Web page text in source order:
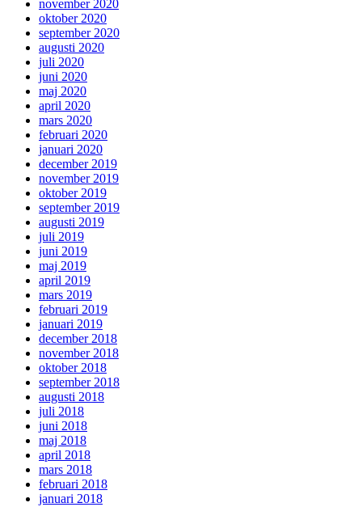
november 2020
oktober 2020
september 2020
augusti 2020
juli 2020
juni 2020
maj 2020
april 2020
mars 2020
februari 2020
januari 2020
december 2019
november 2019
oktober 2019
september 2019
augusti 2019
juli 2019
juni 2019
maj 2019
april 2019
mars 2019
februari 2019
januari 2019
december 2018
november 2018
oktober 2018
september 2018
augusti 2018
juli 2018
juni 2018
maj 2018
april 2018
mars 2018
februari 2018
januari 2018